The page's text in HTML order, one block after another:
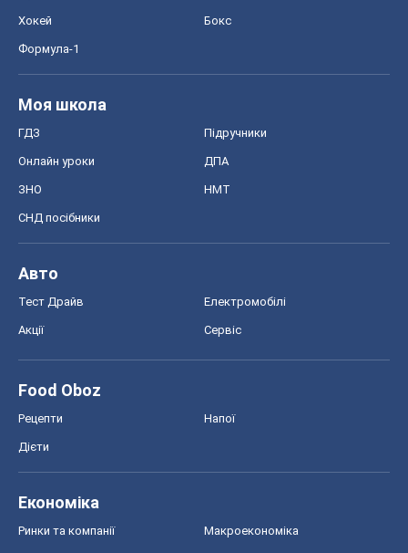
Хокей Бокс
Формула-1
Моя школа
ГДЗ Підручники
Онлайн уроки ДПА
ЗНО НМТ
СНД посібники
Авто
Тест Драйв Електромобілі
Акції Сервіс
Food Oboz
Рецепти Напої
Дієти
Економіка
Ринки та компанії Макроекономіка